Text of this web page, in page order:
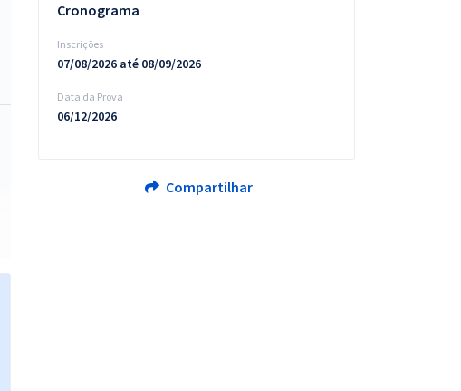
Cronograma
Inscrições
07/08/2026 até 08/09/2026
Data da Prova
06/12/2026
Compartilhar